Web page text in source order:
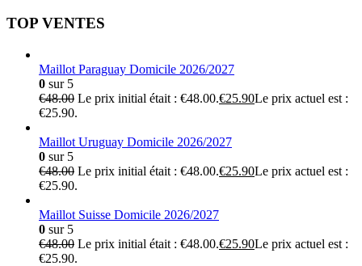
TOP VENTES
Maillot Paraguay Domicile 2026/2027
0 sur 5
€48.00 Le prix initial était : €48.00.€25.90Le prix actuel est :
€25.90.
Maillot Uruguay Domicile 2026/2027
0 sur 5
€48.00 Le prix initial était : €48.00.€25.90Le prix actuel est :
€25.90.
Maillot Suisse Domicile 2026/2027
0 sur 5
€48.00 Le prix initial était : €48.00.€25.90Le prix actuel est :
€25.90.